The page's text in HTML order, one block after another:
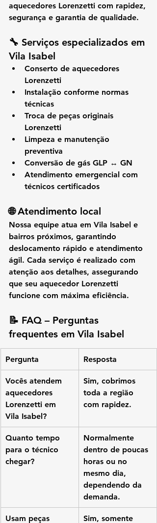
aquecedores Lorenzetti com rapidez,
segurança e garantia de qualidade.
🔧 Serviços especializados em
Vila Isabel
Conserto de aquecedores
Lorenzetti
Instalação conforme normas
técnicas
Troca de peças originais
Lorenzetti
Limpeza e manutenção
preventiva
Conversão de gás GLP ↔ GN
Atendimento emergencial com
técnicos certificados
🌐 Atendimento local
Nossa equipe atua em Vila Isabel e
bairros próximos, garantindo
deslocamento rápido e atendimento
ágil. Cada serviço é realizado com
atenção aos detalhes, assegurando
que seu aquecedor Lorenzetti
funcione com máxima eficiência.
📝 FAQ – Perguntas
frequentes em Vila Isabel
Pergunta Resposta
Vocês atendem
aquecedores
Lorenzetti em
Vila Isabel?
Sim, cobrimos
toda a região
com rapidez.
Quanto tempo
para o técnico
chegar?
Normalmente
dentro de poucas
horas ou no
mesmo dia,
dependendo da
demanda.
Usam peças Sim, somente